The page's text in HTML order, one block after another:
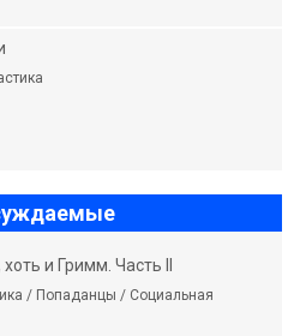
и Гримм. Часть II
/ Попаданцы / Социальная